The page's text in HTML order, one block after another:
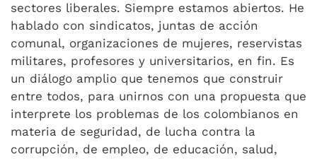
sectores liberales. Siempre estamos abiertos. He
hablado con sindicatos, juntas de acción
comunal, organizaciones de mujeres, reservistas
militares, profesores y universitarios, en fin. Es
un diálogo amplio que tenemos que construir
entre todos, para unirnos con una propuesta que
interprete los problemas de los colombianos en
materia de seguridad, de lucha contra la
corrupción, de empleo, de educación, salud,